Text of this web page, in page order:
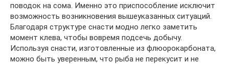
поводок на сома. Именно это приспособление исключит
возможность возникновения вышеуказанных ситуаций.
Благодаря структуре снасти модно легко заметить
момент клева, чтобы вовремя подсечь добычу.
Используя снасти, изготовленные из флюорокарбоната,
можно быть уверенным, что рыба не перекусит и не